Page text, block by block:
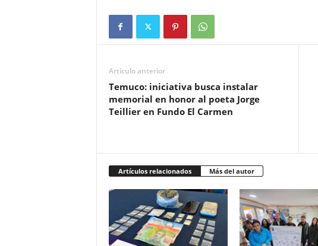
Artículo anterior
Temuco: iniciativa busca instalar
memorial en honor al poeta Jorge
Teillier en Fundo El Carmen
Artículos relacionados Más del autor